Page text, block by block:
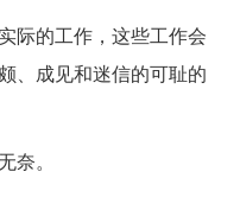
际的工作，这些工作会
、成见和迷信的可耻的
。